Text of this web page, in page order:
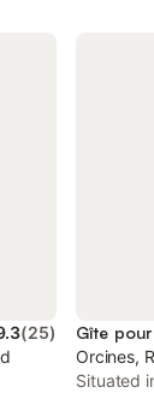
(25)
Gîte
Orcines,
Situated